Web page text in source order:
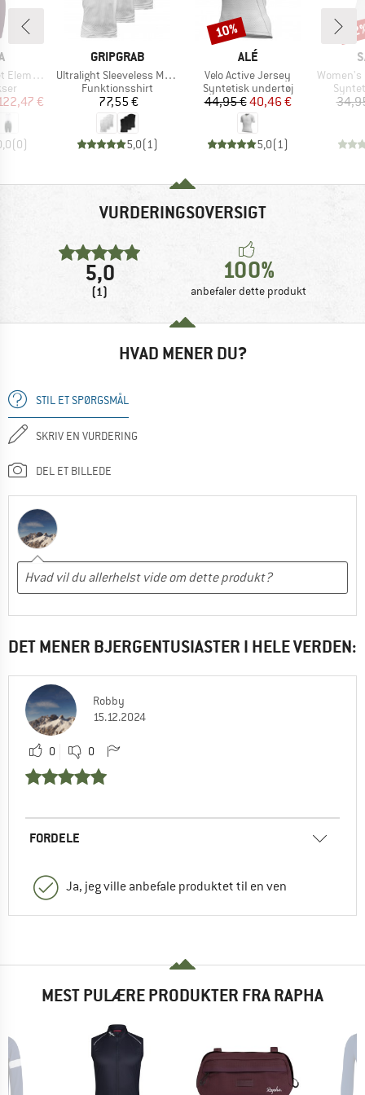
Bib Shorts
pris
€
(0)
MÆRKE
GRIPGRAB
Artikel
Ultralight Sleeveless Mesh Baselayer 3-Pack
Produktgruppe
Funktionsshirt
Pris
77,55 €
5,0(1)
MÆRKE
ALÉ
Artikel
Velo Active Jersey
Produktgruppe
Syntetisk undertøj
Pris
44,95 €Nedsat pris
40,46 €
5,0(1)
Rabat
10%
Artikel
Women's
VURDERINGSOVERSIGT
5,0
(1)
100%
anbefaler dette produkt
HVAD MENER DU?
STIL ET SPØRGSMÅL
SKRIV EN VURDERING
DEL ET BILLEDE
DET MENER BJERGENTUSIASTER I HELE VERDEN:
Robby
15.12.2024
0 0
FORDELE
Ja, jeg ville anbefale produktet til en ven
MEST PULÆRE PRODUKTER FRA RAPHA